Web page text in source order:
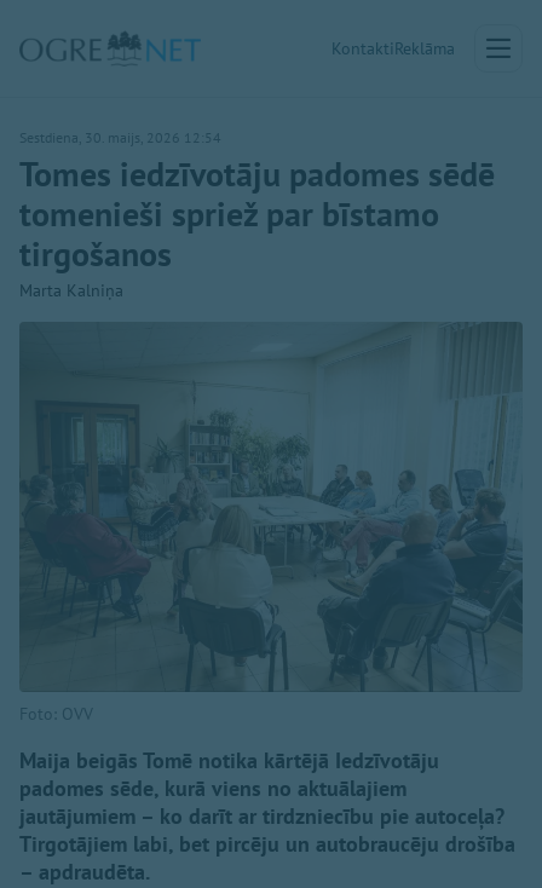
KontaktiReklāma
Sestdiena, 30. maijs, 2026 12:54
Tomes iedzīvotāju padomes sēdē
tomenieši spriež par bīstamo
tirgošanos
Marta Kalniņa
Foto: OVV
Maija beigās Tomē notika kārtējā Iedzīvotāju
padomes sēde, kurā viens no aktuālajiem
jautājumiem – ko darīt ar tirdzniecību pie autoceļa?
Tirgotājiem labi, bet pircēju un autobraucēju drošība
– apdraudēta.